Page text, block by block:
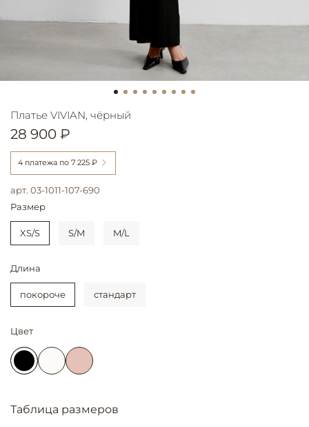
арт. 03-1011-107-690
Платье VIVIAN, чёрный
28 900 ₽
4 платежа по 7 225 ₽
Размер
XS/S S/M M/L
Длина
покороче стандарт
Цвет
Таблица размеров